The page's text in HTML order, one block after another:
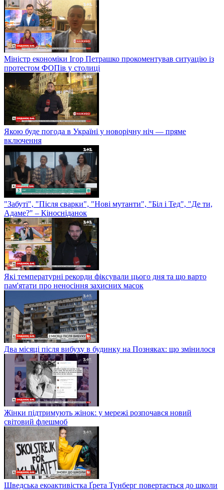
Міністр економіки Ігор Петрашко прокоментував ситуацію із
протестом ФОПів у столиці
Якою буде погода в Україні у новорічну ніч — пряме
включення
"Забуті", "Після сварки", "Нові мутанти", "Біл і Тед", "Де ти,
Адаме?" – Кіносніданок
Які температурні рекорди фіксували цього дня та що варто
пам'ятати про неносіння захисних масок
Два місяці після вибуху в будинку на Позняках: що змінилося
Жінки підтримують жінок: у мережі розпочався новий
світовий флешмоб
Шведська екоактивістка Ґрета Тунберг повертається до школи